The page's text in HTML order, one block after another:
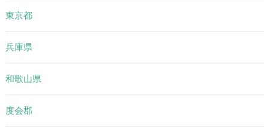
東京都
兵庫県
和歌山県
度会郡